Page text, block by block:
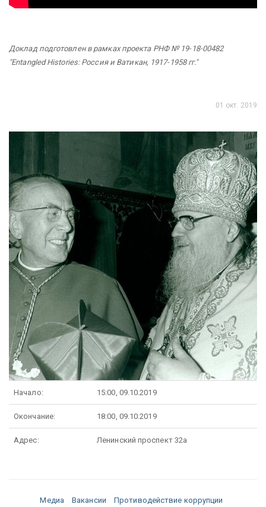
Доклад подготовлен в рамках проекта РНФ № 19-18-00482
"Entangled Histories: Россия и Ватикан, 1917-1958 гг."
01 окт. 2019
Начало: 15:00, 09.10.2019
Окончание: 18:00, 09.10.2019
Адрес: Ленинский проспект 32а
Медиа Вакансии Противодействие коррупции